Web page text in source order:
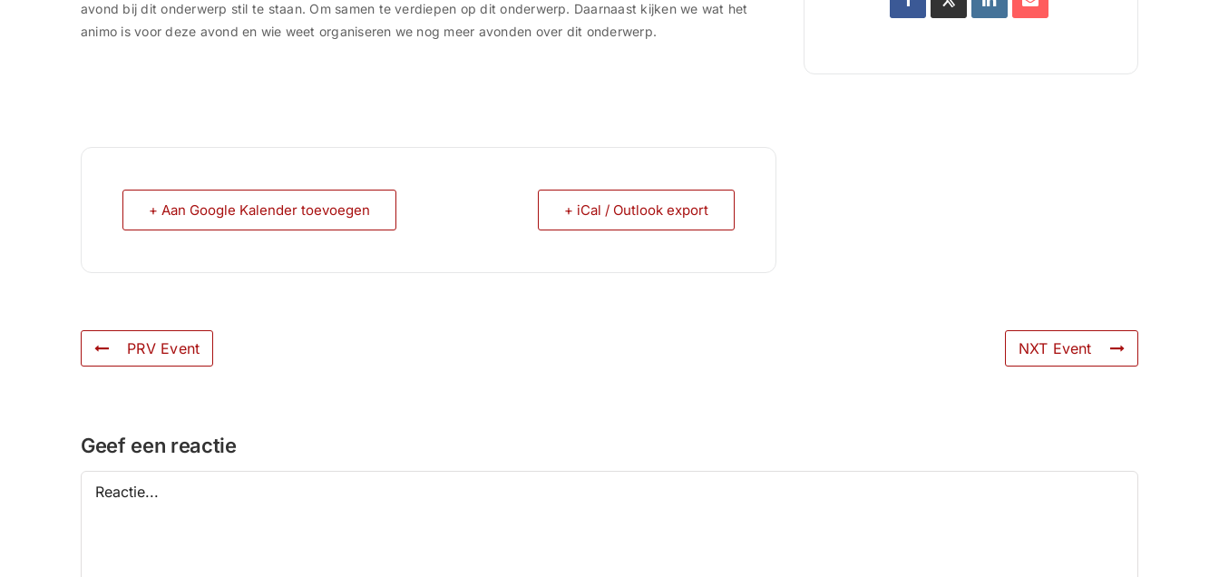
avond bij dit onderwerp stil te staan. Om samen te verdiepen op dit onderwerp. Daarnaast kijken we wat het
animo is voor deze avond en wie weet organiseren we nog meer avonden over dit onderwerp.
+ Aan Google Kalender toevoegen + iCal / Outlook export
PRV Event NXT Event
Geef een reactie
Reactie